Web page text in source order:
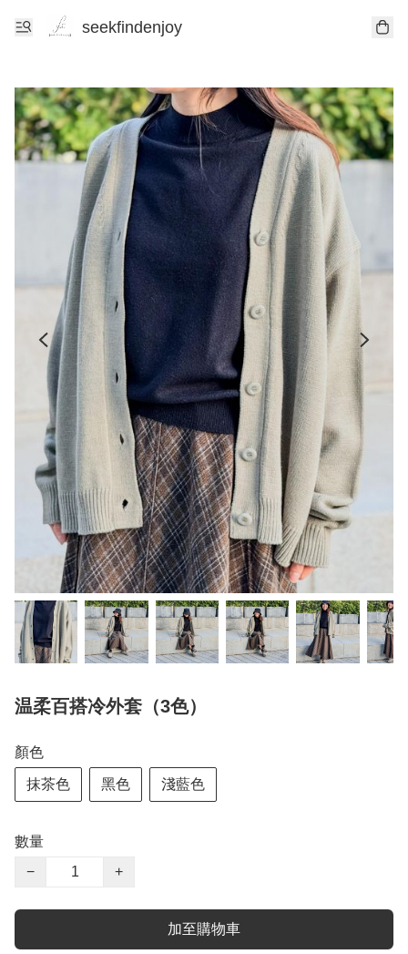
seekfindenjoy
温柔百搭冷外套（3色）
顏色
抹茶色 黑色 淺藍色
數量
−
+
加至購物車